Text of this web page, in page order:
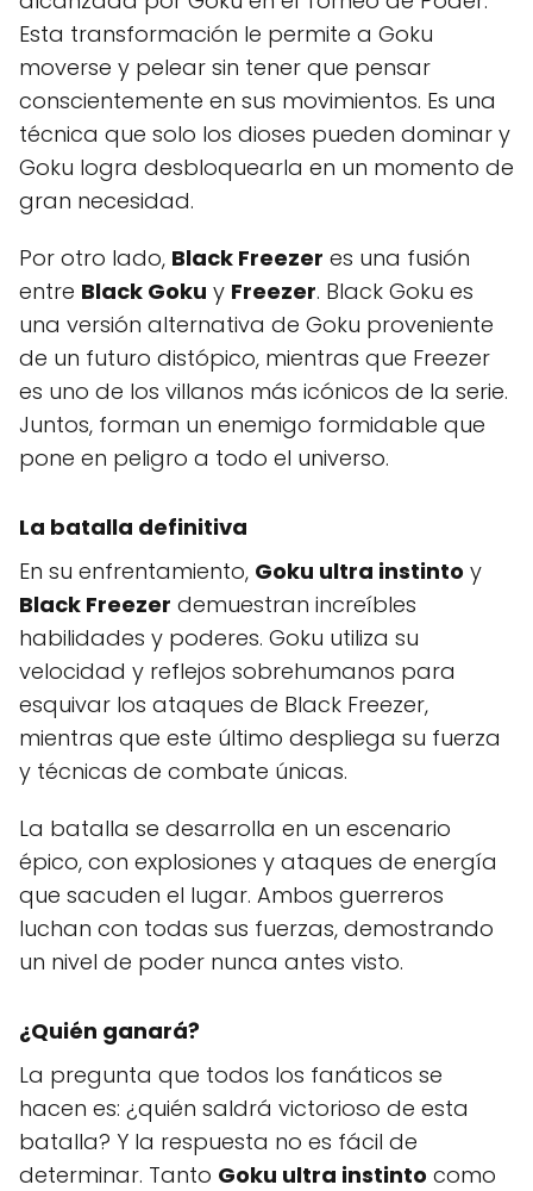
Esta transformación le permite a Goku
moverse y pelear sin tener que pensar
conscientemente en sus movimientos. Es una
técnica que solo los dioses pueden dominar y
Goku logra desbloquearla en un momento de
gran necesidad.
Por otro lado, Black Freezer es una fusión
entre Black Goku y Freezer. Black Goku es
una versión alternativa de Goku proveniente
de un futuro distópico, mientras que Freezer
es uno de los villanos más icónicos de la serie.
Juntos, forman un enemigo formidable que
pone en peligro a todo el universo.
La batalla definitiva
En su enfrentamiento, Goku ultra instinto y
Black Freezer demuestran increíbles
habilidades y poderes. Goku utiliza su
velocidad y reflejos sobrehumanos para
esquivar los ataques de Black Freezer,
mientras que este último despliega su fuerza
y técnicas de combate únicas.
La batalla se desarrolla en un escenario
épico, con explosiones y ataques de energía
que sacuden el lugar. Ambos guerreros
luchan con todas sus fuerzas, demostrando
un nivel de poder nunca antes visto.
¿Quién ganará?
La pregunta que todos los fanáticos se
hacen es: ¿quién saldrá victorioso de esta
batalla? Y la respuesta no es fácil de
determinar. Tanto Goku ultra instinto como